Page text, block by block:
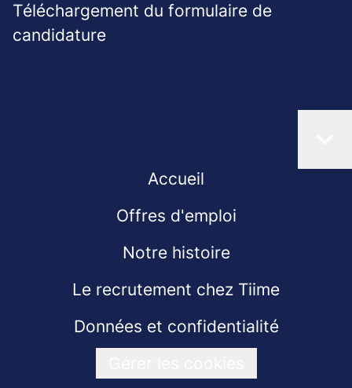
Téléchargement du formulaire de
candidature
Accueil
Offres d'emploi
Notre histoire
Le recrutement chez Tiime
Données et confidentialité